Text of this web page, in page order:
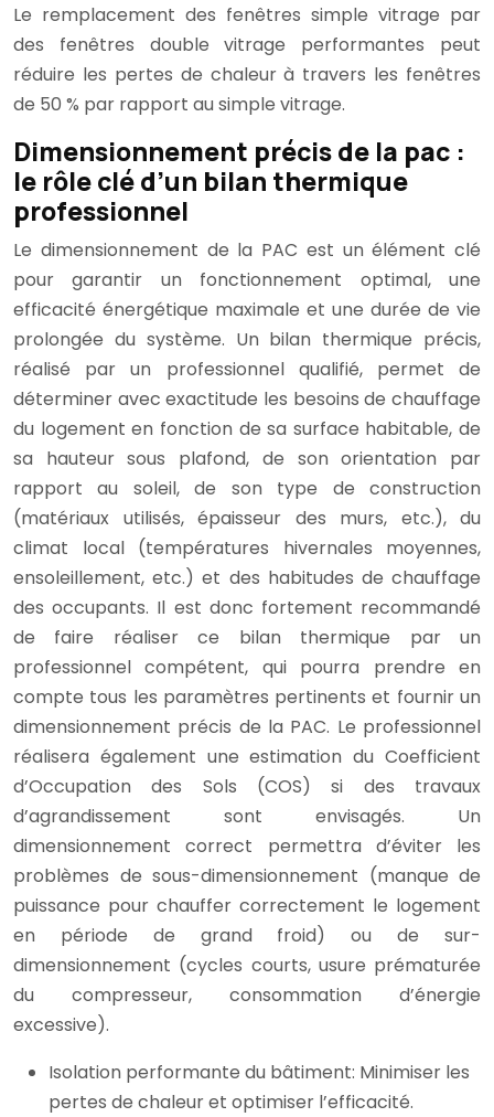
Le remplacement des fenêtres simple vitrage par
des fenêtres double vitrage performantes peut
réduire les pertes de chaleur à travers les fenêtres
de 50 % par rapport au simple vitrage.
Dimensionnement précis de la pac :
le rôle clé d’un bilan thermique
professionnel
Le dimensionnement de la PAC est un élément clé
pour garantir un fonctionnement optimal, une
efficacité énergétique maximale et une durée de vie
prolongée du système. Un bilan thermique précis,
réalisé par un professionnel qualifié, permet de
déterminer avec exactitude les besoins de chauffage
du logement en fonction de sa surface habitable, de
sa hauteur sous plafond, de son orientation par
rapport au soleil, de son type de construction
(matériaux utilisés, épaisseur des murs, etc.), du
climat local (températures hivernales moyennes,
ensoleillement, etc.) et des habitudes de chauffage
des occupants. Il est donc fortement recommandé
de faire réaliser ce bilan thermique par un
professionnel compétent, qui pourra prendre en
compte tous les paramètres pertinents et fournir un
dimensionnement précis de la PAC. Le professionnel
réalisera également une estimation du Coefficient
d’Occupation des Sols (COS) si des travaux
d’agrandissement sont envisagés. Un
dimensionnement correct permettra d’éviter les
problèmes de sous-dimensionnement (manque de
puissance pour chauffer correctement le logement
en période de grand froid) ou de sur-
dimensionnement (cycles courts, usure prématurée
du compresseur, consommation d’énergie
excessive).
Isolation performante du bâtiment: Minimiser les
pertes de chaleur et optimiser l’efficacité.